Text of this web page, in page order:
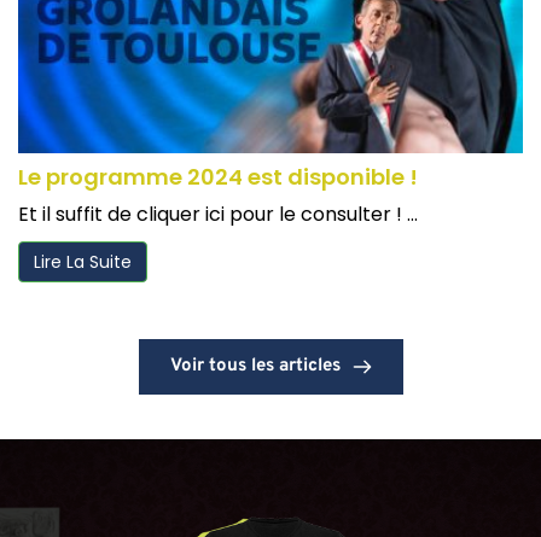
Le programme 2024 est disponible !
Et il suffit de cliquer ici pour le consulter ! ...
Lire La Suite
Voir tous les articles